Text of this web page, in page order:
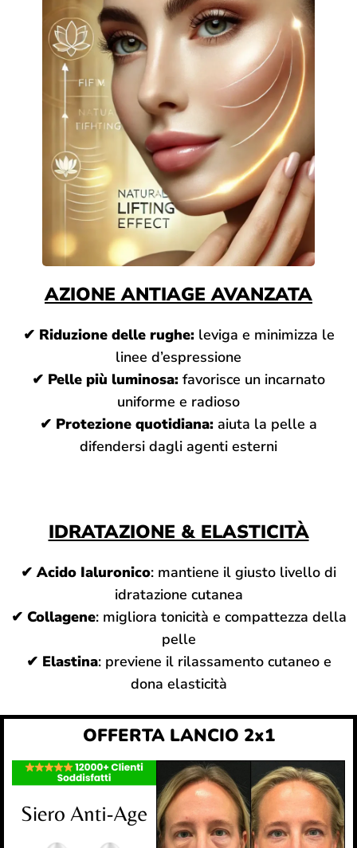
AZIONE ANTIAGE AVANZATA
✔ Riduzione delle rughe:leviga e minimizza le
linee d’espressione
✔ Pelle più luminosa: favorisce un incarnato
uniforme e radioso
✔ Protezione quotidiana: aiuta la pelle a
difendersi dagli agenti esterni
IDRATAZIONE & ELASTICITÀ
✔Acido Ialuronico: mantiene il giusto livello di
idratazione cutanea
✔ Collagene: migliora tonicità e compattezza della
pelle
✔ Elastina: previene il rilassamento cutaneo e
dona elasticità
OFFERTA LANCIO 2x1